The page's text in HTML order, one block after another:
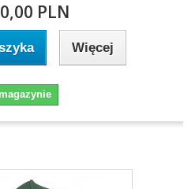
PLN
Więcej